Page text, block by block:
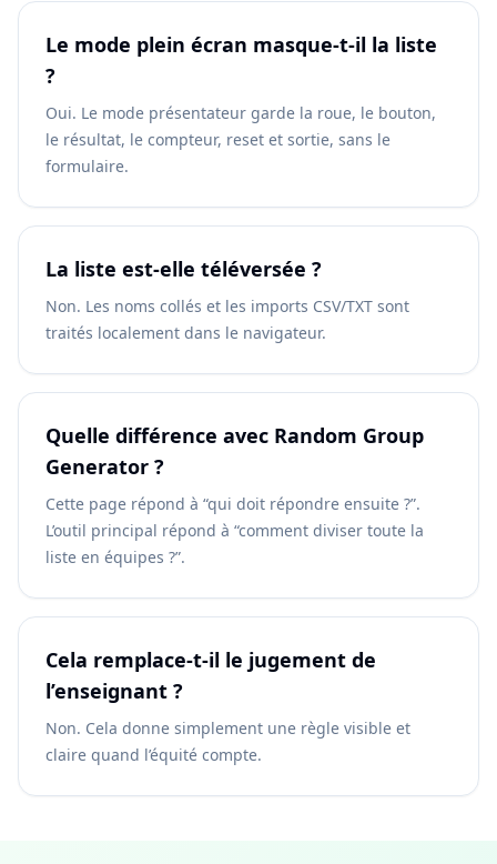
Le mode plein écran masque-t-il la liste
?
Oui. Le mode présentateur garde la roue, le bouton,
le résultat, le compteur, reset et sortie, sans le
formulaire.
La liste est-elle téléversée ?
Non. Les noms collés et les imports CSV/TXT sont
traités localement dans le navigateur.
Quelle différence avec Random Group
Generator ?
Cette page répond à “qui doit répondre ensuite ?”.
L’outil principal répond à “comment diviser toute la
liste en équipes ?”.
Cela remplace-t-il le jugement de
l’enseignant ?
Non. Cela donne simplement une règle visible et
claire quand l’équité compte.